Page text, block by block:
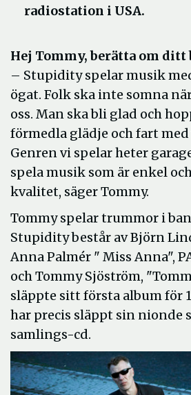
radiostation i USA.
Hej Tommy, berätta om ditt
– Stupidity spelar musik
ögat. Folk ska inte somna
oss. Man ska bli glad och
förmedla glädje och fart
Genren vi spelar heter
spela musik som är enkel
kvalitet, säger Tommy.
Tommy spelar trummor i
Stupidity består av Björn
Anna Palmér " Miss Anna",
och Tommy Sjöström,
släppte sitt första album för
har precis släppt sin nionde
samlings-cd.